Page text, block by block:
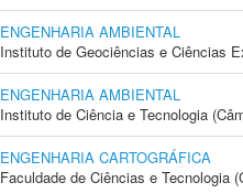
ENGENHARIA AMBIENTAL
Instituto de Geociências e Ciências
ENGENHARIA AMBIENTAL
Instituto de Ciência e Tecnologia
ENGENHARIA CARTOGRÁFICA
Faculdade de Ciências e Tecnologia